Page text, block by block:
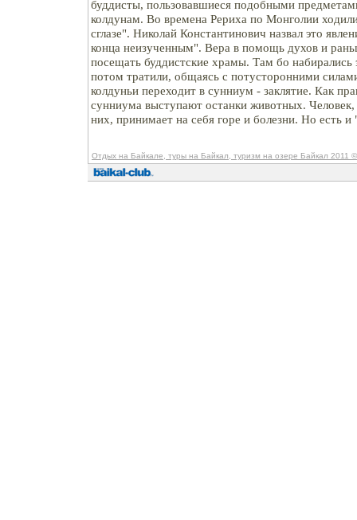
буддисты, пользовавшиеся подобными
колдунам. Во времена Рериха по Монголии
сглазе". Николай Константинович назвал это
конца неизученным". Вера в помощь духов и
посещать буддистские храмы. Там бо набирались
потом тратили, общаясь с потусторонними
колдуньи переходит в сунниум - заклятие. Как
сунниума выступают останки животных.
них, принимает на себя горе и болезни. Но есть и
Отдых на Байкале, туры на Байкал, туризм на озере Байкал 2011